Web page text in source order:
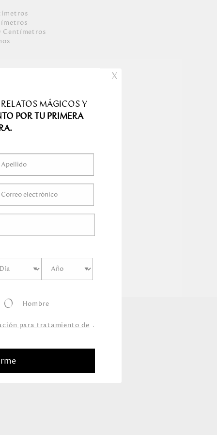
s
s
Centímetros
s
X
MÁGICOS Y
POR TU PRIMERA
Hombre
para tratamiento de .